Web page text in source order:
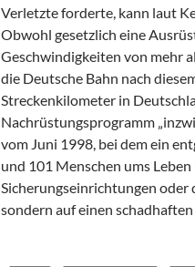
Verletzte forderte, kann laut
Obwohl gesetzlich eine
Geschwindigkeiten von mehr
die Deutsche Bahn nach
Streckenkilometer in
Nachrüstungsprogramm
vom Juni 1998, bei dem ein
und 101 Menschen ums
Sicherungseinrichtungen oder
sondern auf einen schadhaften